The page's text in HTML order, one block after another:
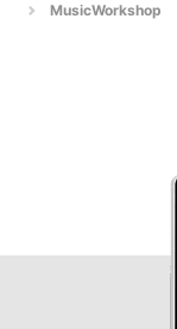
MusicWorkshop